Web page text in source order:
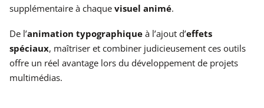
supplémentaire à chaque visuel animé.
De l’animation typographique à l’ajout d’effets
spéciaux, maîtriser et combiner judicieusement ces outils
offre un réel avantage lors du développement de projets
multimédias.